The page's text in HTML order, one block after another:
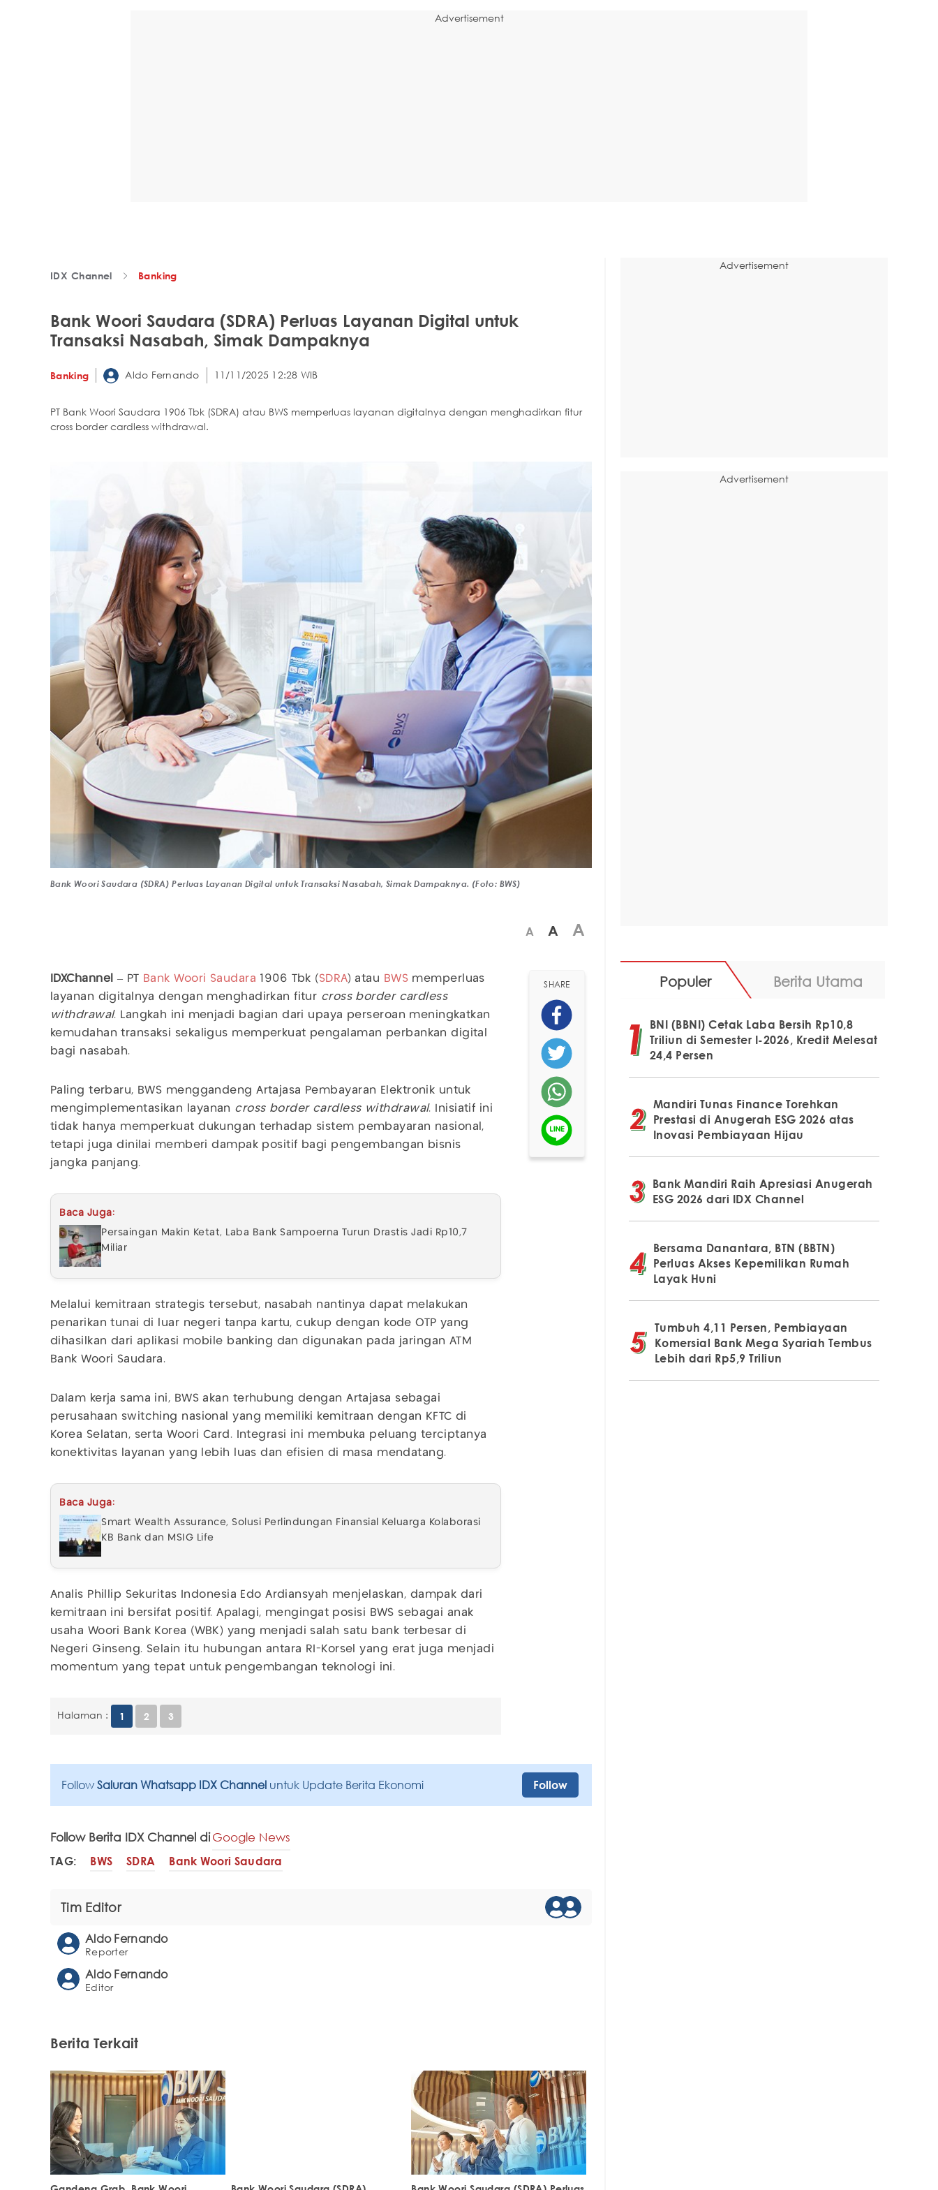
Advertisement
IDX Channel Banking
Bank Woori Saudara (SDRA) Perluas Layanan Digital untuk
Transaksi Nasabah, Simak Dampaknya
Banking Aldo Fernando 11/11/2025 12:28 WIB
PT Bank Woori Saudara 1906 Tbk (SDRA) atau BWS memperluas layanan digitalnya dengan menghadirkan fitur
cross border cardless withdrawal.
Bank Woori Saudara (SDRA) Perluas Layanan Digital untuk Transaksi Nasabah, Simak Dampaknya. (Foto: BWS)
A A A
IDXChannel – PT Bank Woori Saudara 1906 Tbk ( SDRA) atau BWS memperluas
layanan digitalnya dengan menghadirkan fitur cross border cardless
withdrawal. Langkah ini menjadi bagian dari upaya perseroan meningkatkan
kemudahan transaksi sekaligus memperkuat pengalaman perbankan digital
bagi nasabah.
Paling terbaru, BWS menggandeng Artajasa Pembayaran Elektronik untuk
mengimplementasikan layanan cross border cardless withdrawal. Inisiatif ini
tidak hanya memperkuat dukungan terhadap sistem pembayaran nasional,
tetapi juga dinilai memberi dampak positif bagi pengembangan bisnis
jangka panjang.
Baca Juga:
Persaingan Makin Ketat, Laba Bank Sampoerna Turun Drastis Jadi Rp10,7
Miliar
Melalui kemitraan strategis tersebut, nasabah nantinya dapat melakukan
penarikan tunai di luar negeri tanpa kartu, cukup dengan kode OTP yang
dihasilkan dari aplikasi mobile banking dan digunakan pada jaringan ATM
Bank Woori Saudara.
Dalam kerja sama ini, BWS akan terhubung dengan Artajasa sebagai
perusahaan switching nasional yang memiliki kemitraan dengan KFTC di
Korea Selatan, serta Woori Card. Integrasi ini membuka peluang terciptanya
konektivitas layanan yang lebih luas dan efisien di masa mendatang.
Baca Juga:
Smart Wealth Assurance, Solusi Perlindungan Finansial Keluarga Kolaborasi
KB Bank dan MSIG Life
Analis Phillip Sekuritas Indonesia Edo Ardiansyah menjelaskan, dampak dari
kemitraan ini bersifat positif. Apalagi, mengingat posisi BWS sebagai anak
usaha Woori Bank Korea (WBK) yang menjadi salah satu bank terbesar di
Negeri Ginseng. Selain itu hubungan antara RI-Korsel yang erat juga menjadi
momentum yang tepat untuk pengembangan teknologi ini.
Halaman : 1 2 3
SHARE
Follow Saluran Whatsapp IDX Channel untuk Update Berita Ekonomi Follow
Follow Berita IDX Channel diGoogle News
TAG: BWS SDRA Bank Woori Saudara
Tim Editor
Aldo Fernando
Reporter
Aldo Fernando
Editor
Berita Terkait
Advertisement
Advertisement
Populer Berita Utama
BNI (BBNI) Cetak Laba Bersih Rp10,8
Triliun di Semester I-2026, Kredit Melesat
24,4 Persen
Mandiri Tunas Finance Torehkan
Prestasi di Anugerah ESG 2026 atas
Inovasi Pembiayaan Hijau
Bank Mandiri Raih Apresiasi Anugerah
ESG 2026 dari IDX Channel
Bersama Danantara, BTN (BBTN)
Perluas Akses Kepemilikan Rumah
Layak Huni
Tumbuh 4,11 Persen, Pembiayaan
Komersial Bank Mega Syariah Tembus
Lebih dari Rp5,9 Triliun